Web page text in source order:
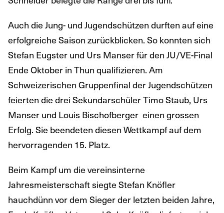
Auch die Jung- und Jugendschützen durften auf eine
erfolgreiche Saison zurückblicken. So konnten sich
Stefan Eugster und Urs Manser für den JU/VE-Final
Ende Oktober in Thun qualifizieren. Am
Schweizerischen Gruppenfinal der Jugendschützen
feierten die drei Sekundarschüler Timo Staub, Urs
Manser und Louis Bischofberger einen grossen
Erfolg. Sie beendeten diesen Wettkampf auf dem
hervorragenden 15. Platz.
Beim Kampf um die vereinsinterne
Jahresmeisterschaft siegte Stefan Knöfler
hauchdünn vor dem Sieger der letzten beiden Jahre,